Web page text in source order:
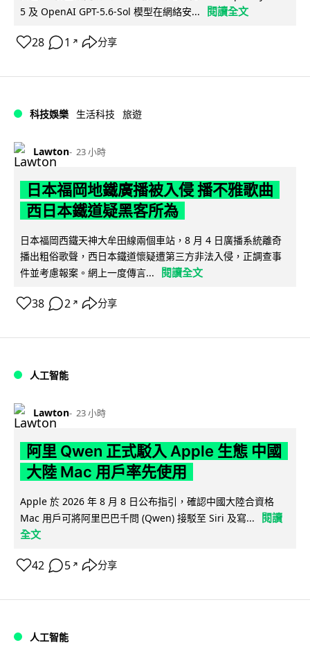
5 及 OpenAI GPT-5.6-Sol 模型在網絡安...
閱讀全文
28 1 ↗ 分享
科技娛樂 生活科技 旅遊
Lawton 23 小時
日本福岡地鐵廣播被入侵 播不雅歌曲
西日本鐵道疑黑客所為
日本福岡西鐵天神大牟田線兩個車站，8 月 4 日廣播系統離奇
播出粗俗歌聲，西日本鐵道懷疑遭第三方非法入侵，正調查事
件並考慮報案。網上一度傳言...
閱讀全文
38 2 ↗ 分享
人工智能
Lawton 23 小時
阿里 Qwen 正式駁入 Apple 生態 中國
大陸 Mac 用戶率先使用
Apple 於 2026 年 8 月 8 日公布指引，確認中國大陸合資格
Mac 用戶可將阿里巴巴千問 (Qwen) 接駁至 Siri 及寫...
閱讀
全文
42 5 ↗ 分享
人工智能